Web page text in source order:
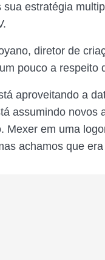
sua estratégia
diretor de
pouco a respeito
aproveitando a
assumindo novos
Mexer em uma
achamos que